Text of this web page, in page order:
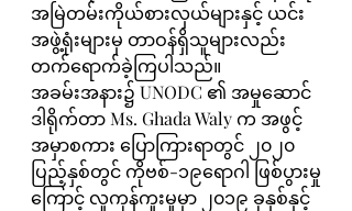
အမြဲတမ်းကိုယ်စားလှယ်များနှင့် ယင်း
အဖွဲ့ရုံးများမှ တာဝန်ရှိသူများလည်း
တက်ရောက်ခဲ့ကြပါသည်။
အခမ်းအနား၌ UNODC ၏ အမှုဆောင်
ဒါရိုက်တာ Ms. Ghada Waly က အဖွင့်
အမှာစကား ပြောကြားရာတွင် ၂၀၂၀
ပြည့်နှစ်တွင် ကိုဗစ်-၁၉ရောဂါ ဖြစ်ပွားမှု
ကြောင့် လူကုန်ကူးမှုမှာ ၂၀၁၉ ခုနှစ်နှင့်